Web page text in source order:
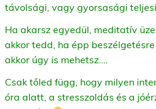
távolsági, vagy gyorsasági
Ha akarsz egyedül, meditatív
akkor tedd, ha épp
akkor úgy is mehetsz….
Csak tőled függ, hogy milyen
óra alatt, a stresszoldás és a